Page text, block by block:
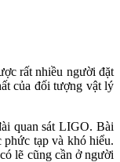
rất nhiều người đặt
của đối tượng vật lý
quan sát LIGO. Bài
tạp và khó hiểu.
lẽ cũng cần ở người